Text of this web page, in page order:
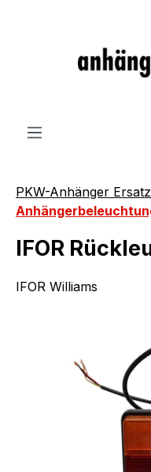
PKW-Anhänger
IFOR
IFOR Williams
Bildergalerie